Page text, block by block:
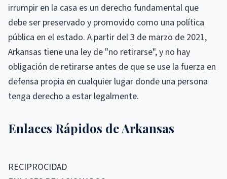
irrumpir en la casa es un derecho fundamental que
debe ser preservado y promovido como una política
pública en el estado. A partir del 3 de marzo de 2021,
Arkansas tiene una ley de "no retirarse", y no hay
obligación de retirarse antes de que se use la fuerza en
defensa propia en cualquier lugar donde una persona
tenga derecho a estar legalmente.
Enlaces Rápidos de Arkansas
RECIPROCIDAD